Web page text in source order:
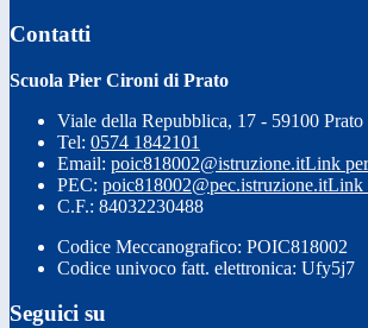
Contatti
Scuola Pier Cironi di Prato
Viale della Repubblica, 17 - 59100 Prato
Tel: 0574 1842101
Email: poic818002@istruzione.itLink
PEC: poic818002@pec.istruzione.itLink
C.F.: 84032230488
Codice Meccanografico: POIC818002
Codice univoco fatt. elettronica: Ufy5j7
Seguici su